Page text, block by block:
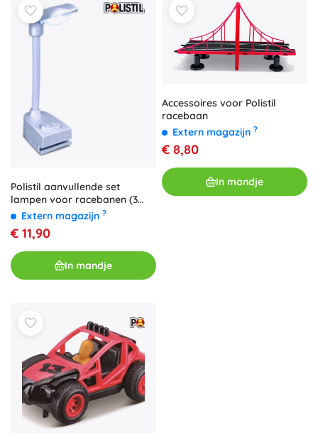
Polistil aanvullende set
lampen voor racebanen (3
stuks)
Extern magazijn ?
€ 11,90
In mandje
Accessoires voor Polistil
racebaan
Extern magazijn ?
€ 8,80
In mandje